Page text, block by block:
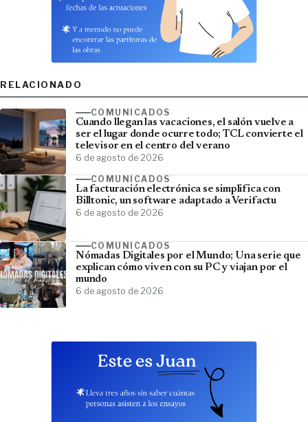
RELACIONADO
COMUNICADOS
Cuando llegan las vacaciones, el salón vuelve a
ser el lugar donde ocurre todo; TCL convierte el
televisor en el centro del verano
6 de agosto de 2026
COMUNICADOS
La facturación electrónica se simplifica con
Billtonic, un software adaptado a Verifactu
6 de agosto de 2026
COMUNICADOS
Nómadas Digitales por el Mundo; Una serie que
explican cómo viven con su PC y viajan por el
mundo
6 de agosto de 2026